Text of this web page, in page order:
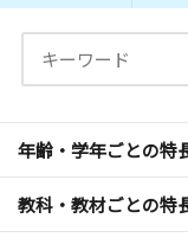
年齢・学年ごとの特
教科・教材ごとの特